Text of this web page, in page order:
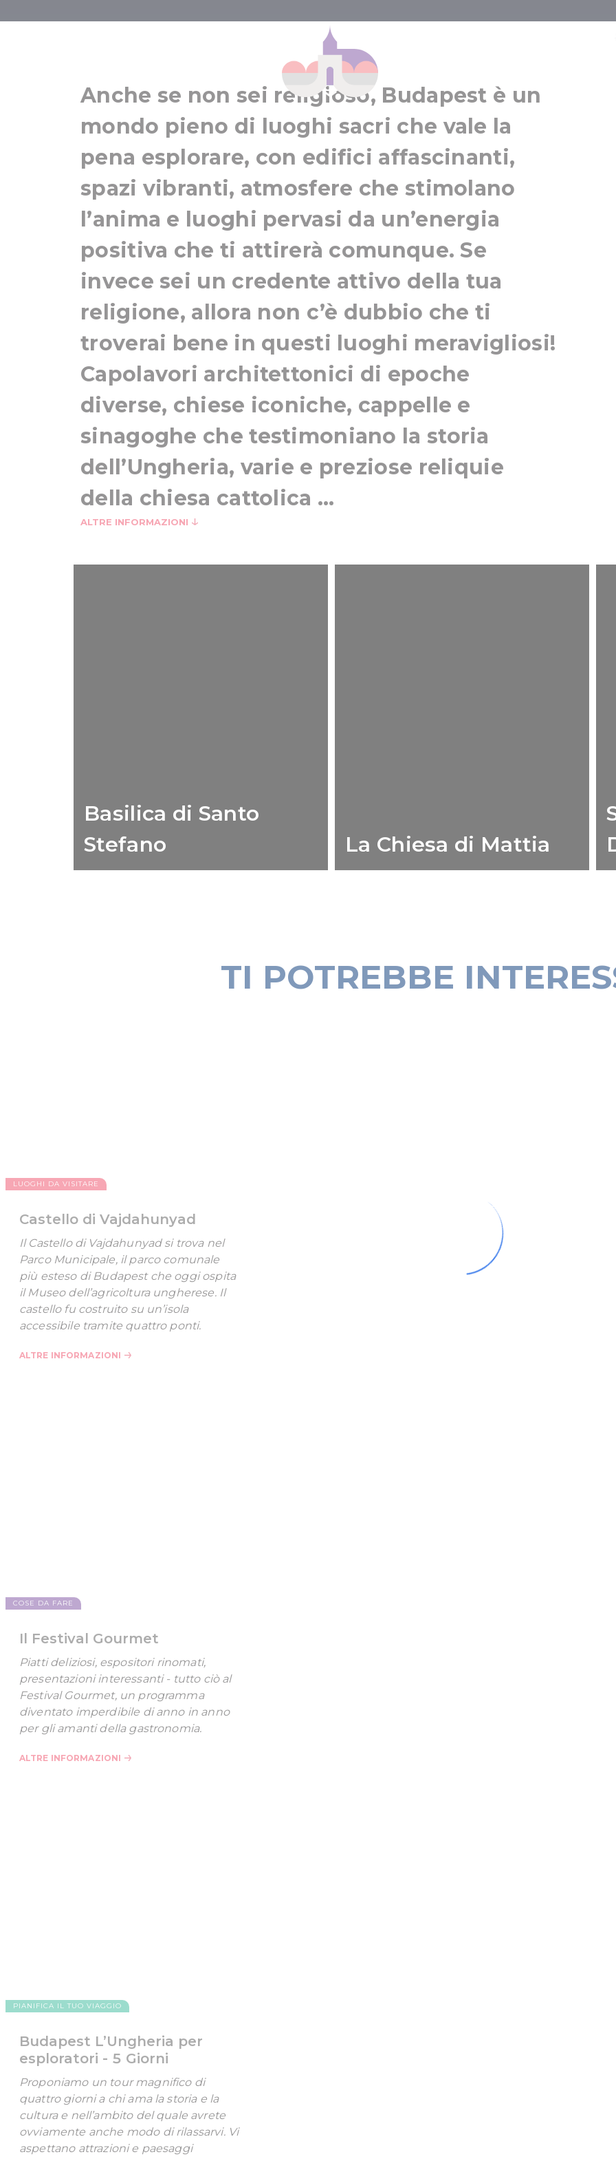
Luoghi di culto
Anche se non sei religioso, Budapest è un
mondo pieno di luoghi sacri che vale la
pena esplorare, con edifici affascinanti,
spazi vibranti, atmosfere che stimolano
l’anima e luoghi pervasi da un’energia
positiva che ti attirerà comunque. Se
invece sei un credente attivo della tua
religione, allora non c’è dubbio che ti
troverai bene in questi luoghi meravigliosi!
Capolavori architettonici di epoche
diverse, chiese iconiche, cappelle e
sinagoghe che testimoniano la storia
dell’Ungheria, varie e preziose reliquie
della chiesa cattolica ...
ALTRE INFORMAZIONI
Basilica di Santo
Stefano
La Chiesa di Mattia
TI POTREBBE
LUOGHI DA VISITARE
Castello di Vajdahunyad
Il Castello di Vajdahunyad si trova nel
Parco Municipale, il parco comunale
più esteso di Budapest che oggi ospita
il Museo dell’agricoltura ungherese. Il
castello fu costruito su un’isola
accessibile tramite quattro ponti.
ALTRE INFORMAZIONI
COSE DA FARE
Il Festival Gourmet
Piatti deliziosi, espositori rinomati,
presentazioni interessanti - tutto ciò al
Festival Gourmet, un programma
diventato imperdibile di anno in anno
per gli amanti della gastronomia.
ALTRE INFORMAZIONI
PIANIFICA IL TUO VIAGGIO
Budapest L’Ungheria per
esploratori - 5 Giorni
Proponiamo un tour magnifico di
quattro giorni a chi ama la storia e la
cultura e nell’ambito del quale avrete
ovviamente anche modo di rilassarvi. Vi
aspettano attrazioni e paesaggi